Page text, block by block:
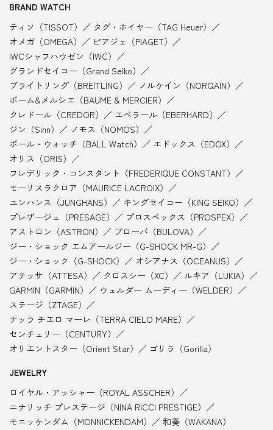
BRAND WATCH
ティソ（TISSOT）
タグ・ホイヤー（TAG Heuer）
オメガ（OMEGA）
ピアジェ（PIAGET）
IWCシャフハウゼン（IWC）
グランドセイコー（Grand Seiko）
ブライトリング（BREITLING）
ノルケイン（NORQAIN）
ボーム&メルシエ（BAUME & MERCIER）
クレドール（CREDOR）
エベラール（EBERHARD）
ジン（Sinn）
ノモス（NOMOS）
ボール・ウォッチ（BALL Watch）
エドックス（EDOX）
オリス（ORIS）
フレデリック・コンスタント（FREDERIQUE CONSTANT）
モーリスラクロア（MAURICE LACROIX）
ユンハンス（JUNGHANS）
キングセイコー（KING SEIKO）
プレザージュ（PRESAGE）
プロスペックス（PROSPEX）
アストロン（ASTRON）
ブローバ（BULOVA）
ジー・ショック エムアールジー（G-SHOCK MR-G）
ジー・ショック（G-SHOCK）
オシアナス（OCEANUS）
アテッサ（ATTESA）
クロスシー（XC）
ルキア（LUKIA）
GARMIN（GARMIN）
ウェルダー ムーディー（WELDER）
ステージ（ZTAGE）
テッラ チエロ マーレ（TERRA CIELO MARE）
センチュリー（CENTURY）
オリエントスター（Orient Star）
ゴリラ（Gorilla）
JEWELRY
ロイヤル・アッシャー（ROYAL ASSCHER）
ニナリッチ プレステージ（NINA RICCI PRESTIGE）
モニッケンダム（MONNICKENDAM）
和奏（WAKANA）